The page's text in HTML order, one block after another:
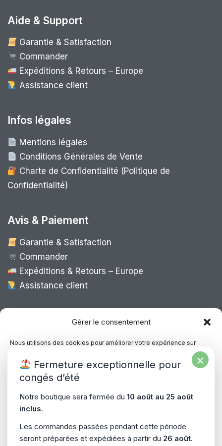
Gérer le consentement
Nous utilisons des cookies pour améliorer votre expérience sur
notre site, analyser le trafic et proposer des contenus personnalisés.
Vous pouvez accepter, refuser ou gérer vos préférences à tout
moment.
Gérer les services
Accepter
Aide & Support
Garantie & Satisfaction
Commander
Expéditions & Retours – Europe
Assistance client
Infos légales
Mentions légales
Conditions Générales de Vente
Charte de Confidentialité (Politique de
Confidentialité)
Avis & Paiement
Garantie & Satisfaction
Commander
Expéditions & Retours – Europe
Assistance client
Expédition Europe
Livraison rapide dans toute l’Europe via
“ Mondial Relay
×
Fermeture exceptionnelle pour
congés d’été
Notre boutique sera fermée du 10 août au 25 août
inclus.
Les commandes passées pendant cette période
seront préparées et expédiées à partir du 26 août.